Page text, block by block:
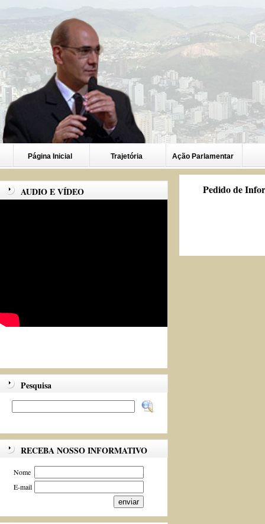
Página Inicial Trajetória Ação Parlamentar
AUDIO E VÍDEO
Pesquisa
RECEBA NOSSO INFORMATIVO
Nome
E-mail
Pedido de